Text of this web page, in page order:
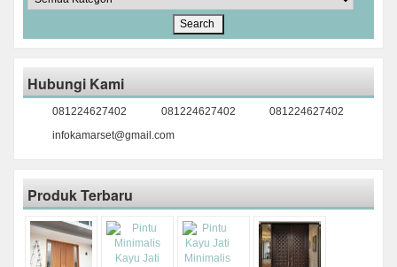
Hubungi Kami
081224627402 081224627402
081224627402
infokamarset@gmail.com
Produk Terbaru